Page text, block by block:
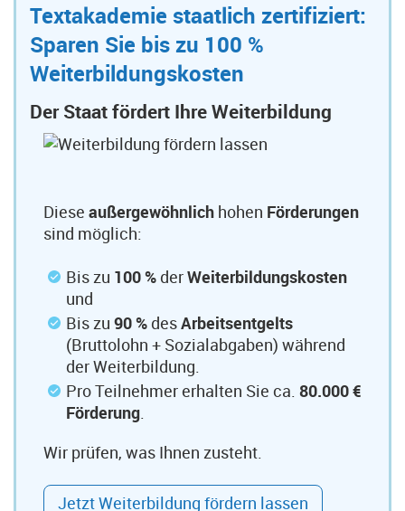
Textakademie staatlich zertifiziert:
Sparen Sie bis zu 100 %
Weiterbildungskosten
Der Staat fördert Ihre Weiterbildung
Diese außergewöhnlich hohen Förderungen
sind möglich:
Bis zu 100 % derWeiterbildungskosten
und
Bis zu 90 % desArbeitsentgelts
(Bruttolohn + Sozialabgaben) während
der Weiterbildung.
Pro Teilnehmer erhalten Sie ca. 80.000 €
Förderung.
Wir prüfen, was Ihnen zusteht.
Jetzt Weiterbildung fördern lassen